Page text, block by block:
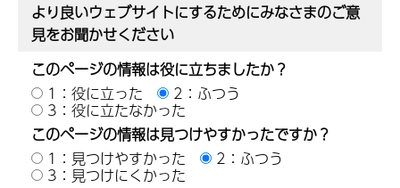
より良いウェブサイトにするためにみなさまのご意
見をお聞かせください
このページの情報は役に立ちましたか？
1：役に立った
2：ふつう
3：役に立たなかった
このページの情報は見つけやすかったですか？
1：見つけやすかった
2：ふつう
3：見つけにくかった